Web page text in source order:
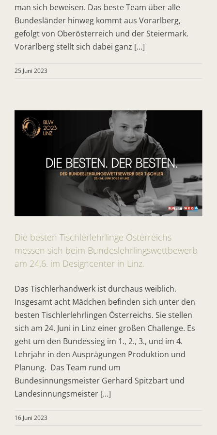
man sich beweisen. Das beste Team über alle
Bundesländer hinweg kommt aus Vorarlberg,
gefolgt von Oberösterreich und der Steiermark.
Vorarlberg stellt sich dabei ganz [...]
25 Juni 2023
Die besten Tischlerlehrlinge Österreichs
messen sich beim Bundeslehrlingswettbewerb
am 24.6. im Designcenter in Linz.
Das Tischlerhandwerk ist durchaus weiblich.
Insgesamt acht Mädchen befinden sich unter den
besten Tischlerlehrlingen Österreichs. Sie stellen
sich am 24. Juni in Linz einer großen Challenge. Es
geht um den Bundessieg im 1., 2., 3., und im 4.
Lehrjahr in den Ausprägungen Produktion und
Planung. Das Team rund um
Bundesinnungsmeister Gerhard Spitzbart und
Landesinnungsmeister [...]
16 Juni 2023